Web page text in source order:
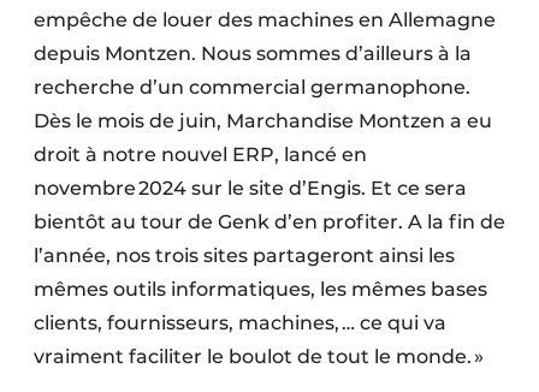
empêche de louer des machines en Allemagne
depuis Montzen. Nous sommes d’ailleurs à la
recherche d’un commercial germanophone.
Dès le mois de juin, Marchandise Montzen a eu
droit à notre nouvel ERP, lancé en
novembre 2024 sur le site d’Engis. Et ce sera
bientôt au tour de Genk d’en profiter. A la fin de
l’année, nos trois sites partageront ainsi les
mêmes outils informatiques, les mêmes bases
clients, fournisseurs, machines, … ce qui va
vraiment faciliter le boulot de tout le monde. »